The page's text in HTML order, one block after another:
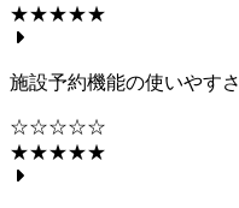
★★★★★
施設予約機能の使いやすさ
☆☆☆☆☆
★★★★★